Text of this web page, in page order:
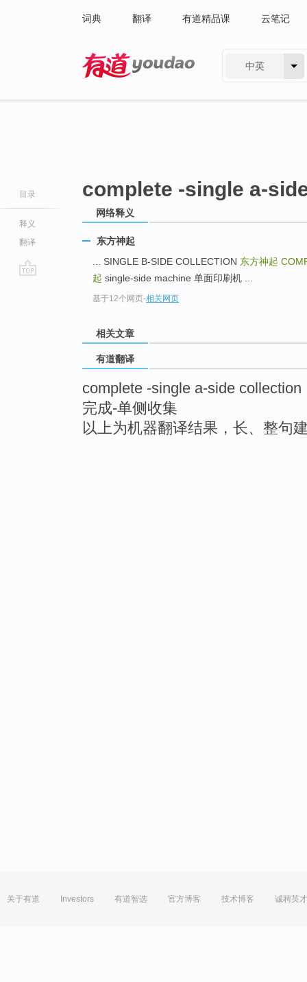
词典 翻译 有道精品课 云笔记
中英
目录
释义
翻译
complete -single a-
网络释义
东方神起
... SINGLE B-SIDE COLLECTION 东方神起
起 single-side machine 单面印刷机 ...
基于12个网页-相关网页
相关文章
有道翻译
complete -single a-side collection
完成-单侧收集
以上为机器翻译结果，长、整句
关于有道 Investors 有道智选 官方博客 技术博客 诚聘英才